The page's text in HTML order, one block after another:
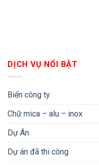
DỊCH VỤ NỔI BẬT
Biển công ty
Chữ mica – alu – inox
Dự Án
Dự án đã thi công